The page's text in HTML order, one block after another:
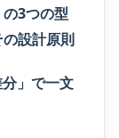
3つの型
の設計原則
」で一文